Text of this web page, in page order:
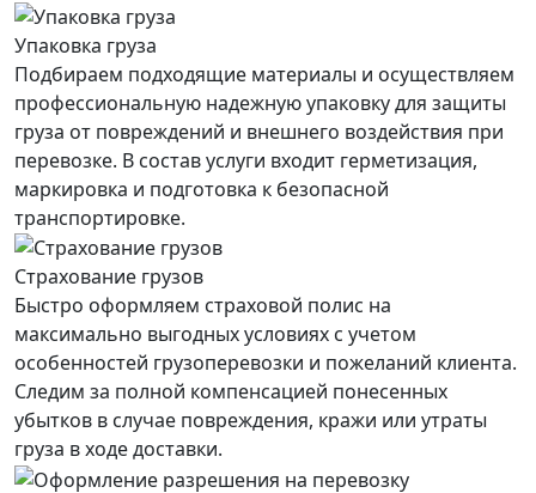
Упаковка груза
Подбираем подходящие материалы и осуществляем
профессиональную надежную упаковку для защиты
груза от повреждений и внешнего воздействия при
перевозке. В состав услуги входит герметизация,
маркировка и подготовка к безопасной
транспортировке.
Страхование грузов
Быстро оформляем страховой полис на
максимально выгодных условиях с учетом
особенностей грузоперевозки и пожеланий клиента.
Следим за полной компенсацией понесенных
убытков в случае повреждения, кражи или утраты
груза в ходе доставки.